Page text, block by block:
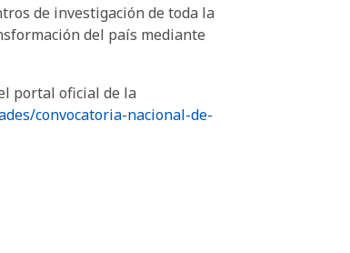
de investigación de toda la
del país mediante
portal oficial de la
convocatoria-nacional-de-